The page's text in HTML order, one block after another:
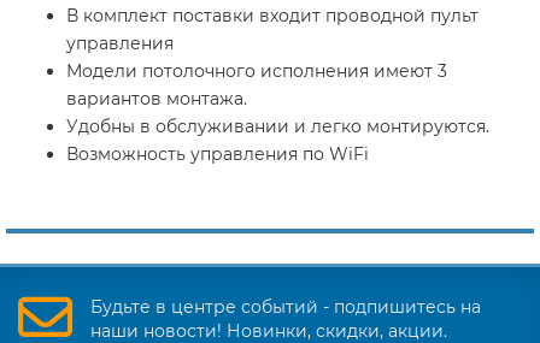
В комплект поставки входит проводной пульт
управления
Модели потолочного исполнения имеют 3
вариантов монтажа.
Удобны в обслуживании и легко монтируются.
Возможность управления по WiFi
Будьте в центре событий - подпишитесь на
наши новости! Новинки, скидки, акции.